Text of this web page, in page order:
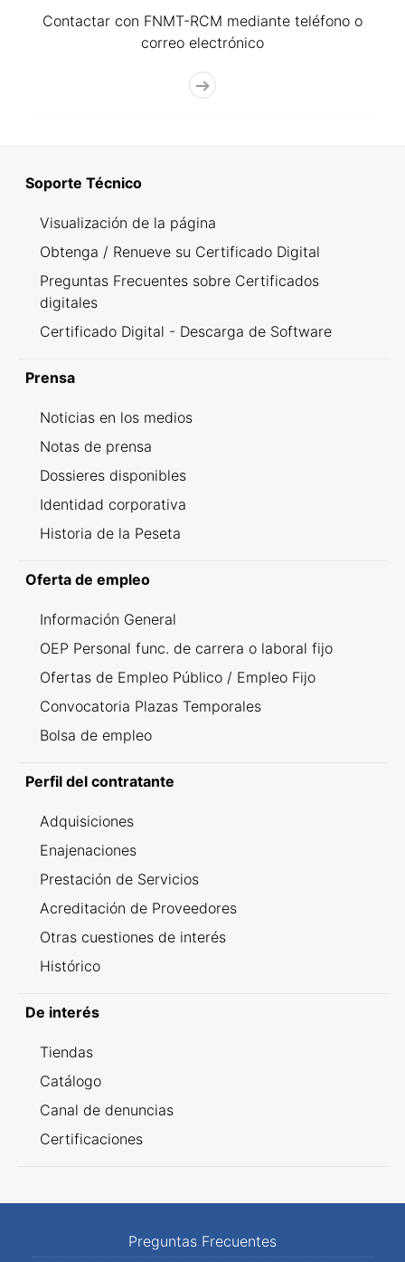
Contactar con FNMT-RCM mediante teléfono o
correo electrónico
Soporte Técnico
Visualización de la página
Obtenga / Renueve su Certificado Digital
Preguntas Frecuentes sobre Certificados
digitales
Certificado Digital - Descarga de Software
Prensa
Noticias en los medios
Notas de prensa
Dossieres disponibles
Identidad corporativa
Historia de la Peseta
Oferta de empleo
Información General
OEP Personal func. de carrera o laboral fijo
Ofertas de Empleo Público / Empleo Fijo
Convocatoria Plazas Temporales
Bolsa de empleo
Perfil del contratante
Adquisiciones
Enajenaciones
Prestación de Servicios
Acreditación de Proveedores
Otras cuestiones de interés
Histórico
De interés
Tiendas
Catálogo
Canal de denuncias
Certificaciones
Preguntas Frecuentes